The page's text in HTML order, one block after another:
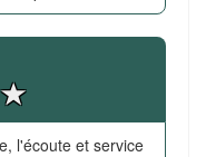
l'écoute et service